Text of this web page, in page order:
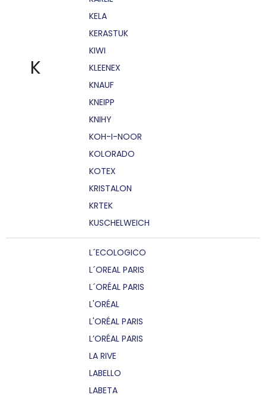
K
KELA
KERASTUK
KIWI
KLEENEX
KNAUF
KNEIPP
KNIHY
KOH-I-NOOR
KOLORADO
KOTEX
KRISTALON
KRTEK
KUSCHELWEICH
L´ECOLOGICO
L´OREAL PARIS
L´ORÉAL PARIS
L'ORÉAL
L'ORÉAL PARIS
L’ORÉAL PARIS
LA RIVE
LABELLO
LABETA